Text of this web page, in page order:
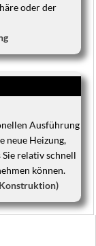
oder der
Ausführung
neue Heizung,
relativ schnell
können.